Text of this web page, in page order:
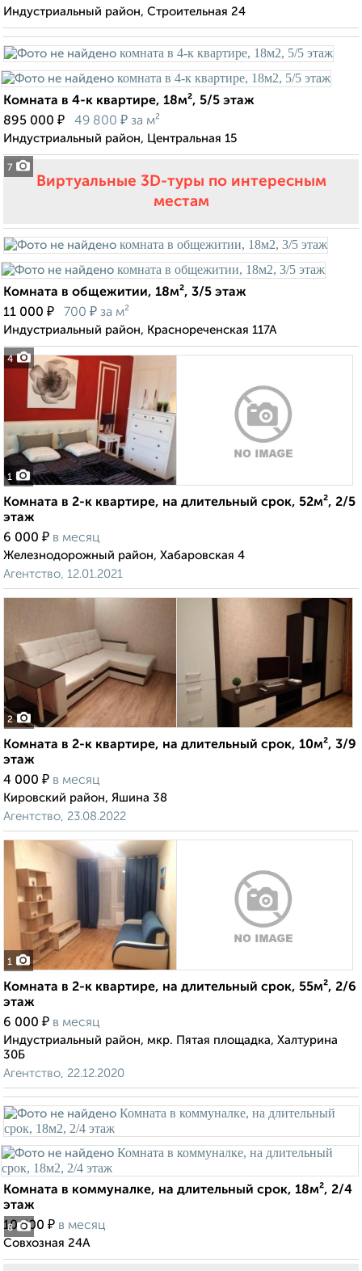
Индустриальный район, Строительная 24
7
Комната в 4-к квартире, 18м², 5/5 этаж
895 000 ₽ 49 800 ₽ за м²
Индустриальный район, Центральная 15
Виртуальные 3D-туры по интересным
местам
4
Комната в общежитии, 18м², 3/5 этаж
11 000 ₽ 700 ₽ за м²
Индустриальный район, Краснореченская 117А
1
Комната в 2-к квартире, на длительный срок, 52м², 2/5
этаж
6 000 ₽ в месяц
Железнодорожный район, Хабаровская 4
Агентство, 12.01.2021
2
Комната в 2-к квартире, на длительный срок, 10м², 3/9
этаж
4 000 ₽ в месяц
Кировский район, Яшина 38
Агентство, 23.08.2022
1
Комната в 2-к квартире, на длительный срок, 55м², 2/6
этаж
6 000 ₽ в месяц
Индустриальный район, мкр. Пятая площадка, Халтурина
30Б
Агентство, 22.12.2020
8
Комната в коммуналке, на длительный срок, 18м², 2/4
этаж
10 500 ₽ в месяц
Совхозная 24А